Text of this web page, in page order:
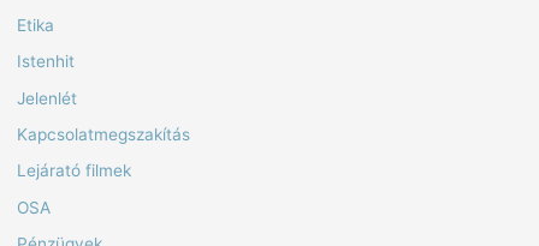
Etika
Istenhit
Jelenlét
Kapcsolatmegszakítás
Lejárató filmek
OSA